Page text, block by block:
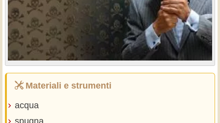
Materiali e strumenti
acqua